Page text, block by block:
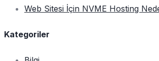
Web Sitesi İçin NVME Hosting
Kategoriler